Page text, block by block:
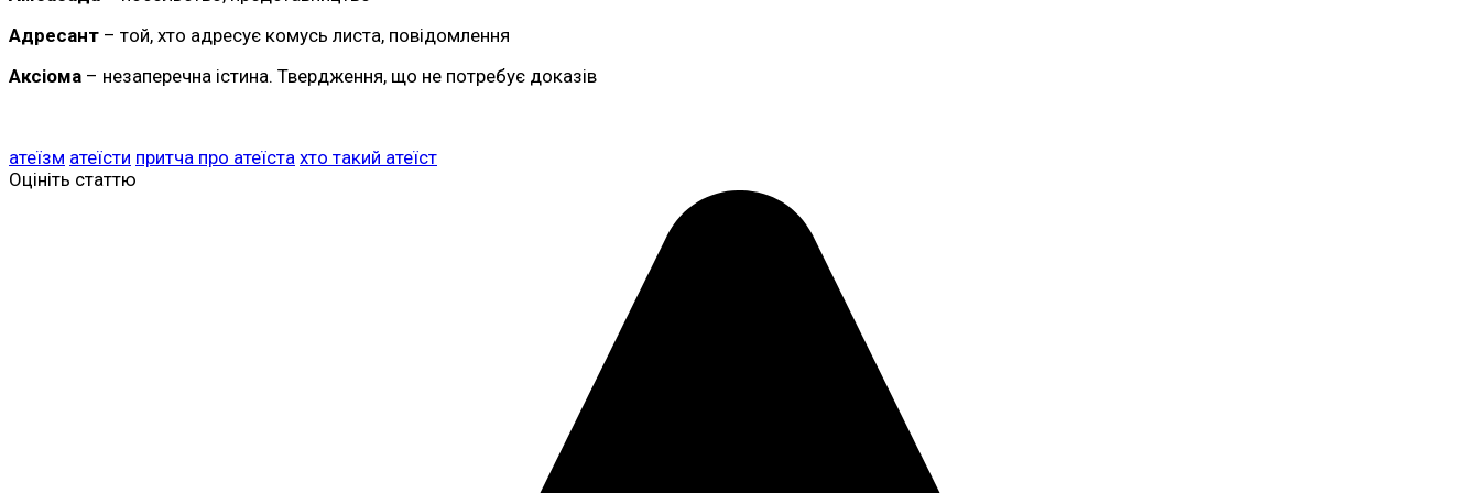
Адресант – той, хто адресує комусь листа, повідомлення
Аксіома – незаперечна істина. Твердження, що не потребує доказів
атеїзм атеїсти притча про атеїста хто такий атеїст
Оцініть статтю